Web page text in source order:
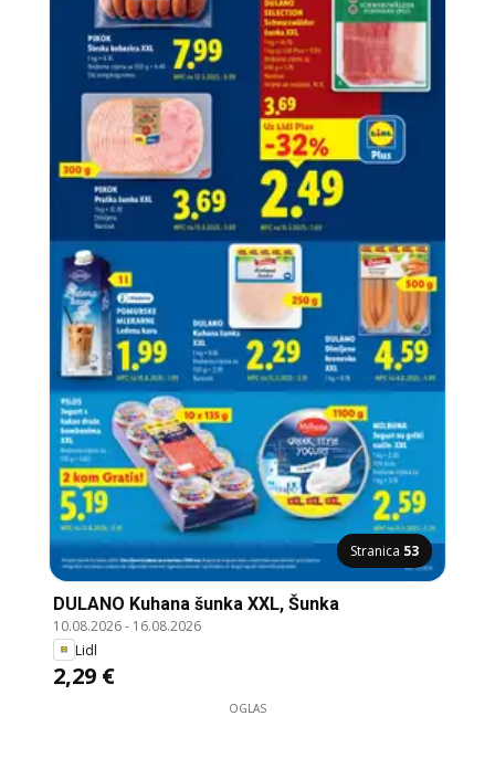
Stranica 53
DULANO Kuhana šunka XXL, Šunka
10.08.2026- 16.08.2026
Lidl
2,29 €
OGLAS